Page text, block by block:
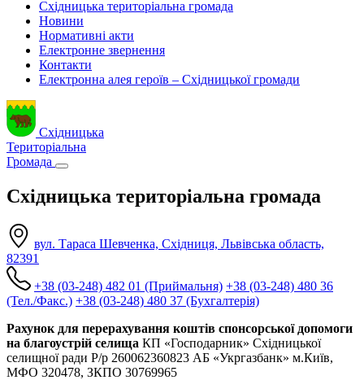
Східницька територіальна громада
Новини
Нормативні акти
Електронне звернення
Контакти
Електронна алея героїв – Східницької громади
Східницька
Територіальна
Громада
Східницька територіальна громада
вул. Тараса Шевченка, Східниця, Львівська область,
82391
+38 (03-248) 482 01 (Приймальня) +38 (03-248) 480 36
(Тел./Факс.) +38 (03-248) 480 37 (Бухгалтерія)
Рахунок для перерахування коштів спонсорської допомоги
на благоустрій селища КП «Господарник» Східницької
селищної ради Р/р 260062360823 АБ «Укргазбанк» м.Київ,
МФО 320478, ЗКПО 30769965